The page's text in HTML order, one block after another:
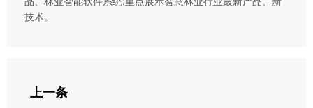
技术。
上一条